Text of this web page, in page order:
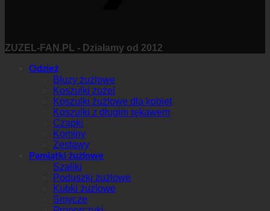
ZUZEL-FAN.PL - Działamy od 2012
Odzież
Bluzy żużlowe
Koszulki żużel
Koszulki żużlowe dla kobiet
Koszulki z długim rękawem
Czapki
Kominy
Zestawy
Pamiątki żużlowe
Szaliki
Poduszki żużlowe
Kubki żużlowe
Smycze